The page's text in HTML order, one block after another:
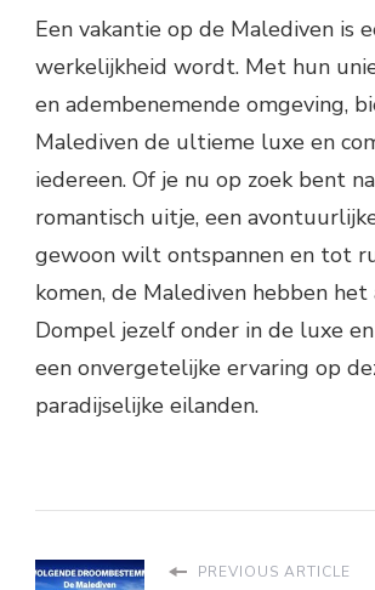
Een vakantie op de Malediven is
werkelijkheid wordt. Met hun
en adembenemende omgeving,
Malediven de ultieme luxe en
iedereen. Of je nu op zoek bent
romantisch uitje, een
gewoon wilt ontspannen en tot
komen, de Malediven hebben het
Dompel jezelf onder in de luxe
een onvergetelijke ervaring op
paradijselijke eilanden.
PREVIOUS ARTICLE